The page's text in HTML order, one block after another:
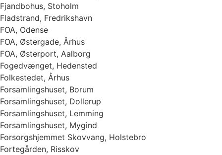
Fjandbohus, Stoholm
Fladstrand, Fredrikshavn
FOA, Odense
FOA, Østergade, Århus
FOA, Østerport, Aalborg
Fogedvænget, Hedensted
Folkestedet, Århus
Forsamlingshuset, Borum
Forsamlingshuset, Dollerup
Forsamlingshuset, Lemming
Forsamlingshuset, Mygind
Forsorgshjemmet Skovvang, Holstebro
Fortegården, Risskov